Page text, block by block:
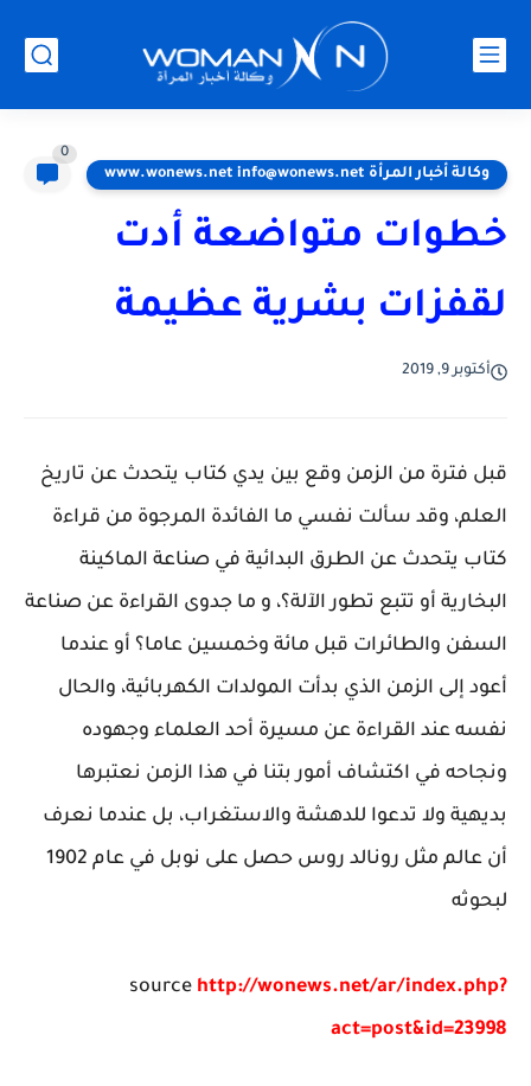
وكالة أخبار المرأة www.wonews.net info@wonews.net
0
خطوات متواضعة أدت
لقفزات بشرية عظيمة
أكتوبر 9, 2019
قبل فترة من الزمن وقع بين يدي كتاب يتحدث عن تاريخ
العلم، وقد سألت نفسي ما الفائدة المرجوة من قراءة
كتاب يتحدث عن الطرق البدائية في صناعة الماكينة
البخارية أو تتبع تطور الآلة؟، و ما جدوى القراءة عن صناعة
السفن والطائرات قبل مائة وخمسين عاما؟ أو عندما
أعود إلى الزمن الذي بدأت المولدات الكهربائية، والحال
نفسه عند القراءة عن مسيرة أحد العلماء وجهوده
ونجاحه في اكتشاف أمور بتنا في هذا الزمن نعتبرها
بديهية ولا تدعوا للدهشة والاستغراب، بل عندما نعرف
أن عالم مثل رونالد روس حصل على نوبل في عام 1902
لبحوثه
source http://wonews.net/ar/index.php?
act=post&id=23998